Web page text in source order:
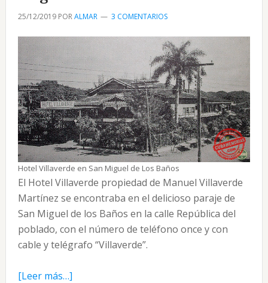
Miguel
de
los
Baños.
25/12/2019PORALMAR 3 COMENTARIOS
Hotel Villaverde en San Miguel de Los Baños
El Hotel Villaverde propiedad de Manuel Villaverde
Martínez se encontraba en el delicioso paraje de
San Miguel de los Baños en la calle República del
poblado, con el número de teléfono once y con
cable y telégrafo “Villaverde”.
[Leer más…]acerca